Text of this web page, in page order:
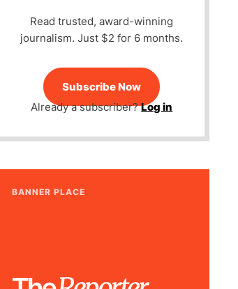
Read trusted, award-winning
journalism. Just $2 for 6 months.
Subscribe Now
Already a subscriber?Log in
BANNER PLACE